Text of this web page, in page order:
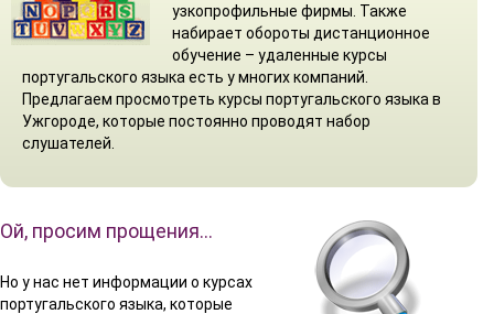
узкопрофильные фирмы. Также
набирает обороты дистанционное
обучение – удаленные курсы
португальского языка есть у многих компаний.
Предлагаем просмотреть курсы португальского языка в
Ужгороде, которые постоянно проводят набор
слушателей.
Ой, просим прощения…
Но у нас нет информации о курсах
португальского языка, которые